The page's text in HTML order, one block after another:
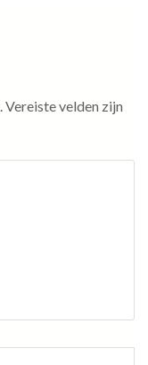
Vereiste velden zijn